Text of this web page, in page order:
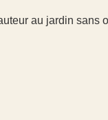
au jardin